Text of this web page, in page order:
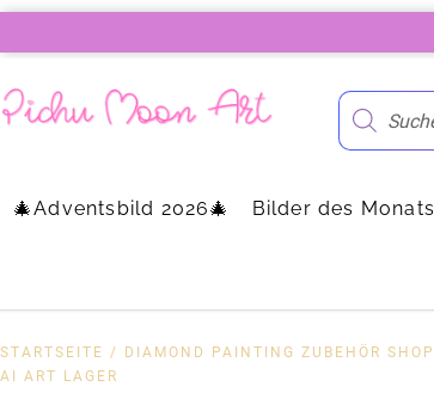
🎄Adventsbild 2026🎄 Bilder des Monats
STARTSEITE / DIAMOND PAINTING ZUBEHÖR SHOP
AI ART LAGER